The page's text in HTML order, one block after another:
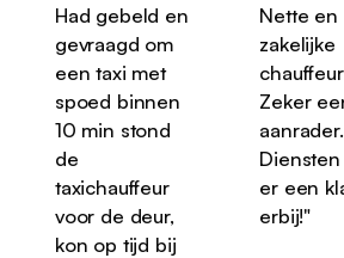
Had gebeld en
gevraagd om
een taxi met
spoed binnen
10 min stond
de
taxichauffeur
voor de deur,
kon op tijd bij
Nette en
zakelijke
Zeker
er een
erbij!"